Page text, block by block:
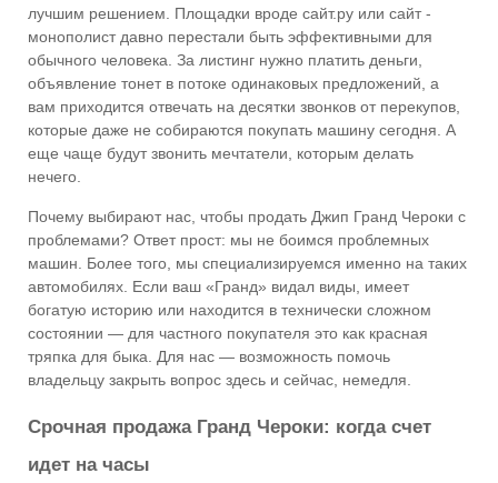
лучшим решением. Площадки вроде сайт.ру или сайт -
монополист давно перестали быть эффективными для
обычного человека. За листинг нужно платить деньги,
объявление тонет в потоке одинаковых предложений, а
вам приходится отвечать на десятки звонков от перекупов,
которые даже не собираются покупать машину сегодня. А
еще чаще будут звонить мечтатели, которым делать
нечего.
Почему выбирают нас, чтобы продать Джип Гранд Чероки с
проблемами? Ответ прост: мы не боимся проблемных
машин. Более того, мы специализируемся именно на таких
автомобилях. Если ваш «Гранд» видал виды, имеет
богатую историю или находится в технически сложном
состоянии — для частного покупателя это как красная
тряпка для быка. Для нас — возможность помочь
владельцу закрыть вопрос здесь и сейчас, немедля.
Срочная продажа Гранд Чероки: когда счет
идет на часы